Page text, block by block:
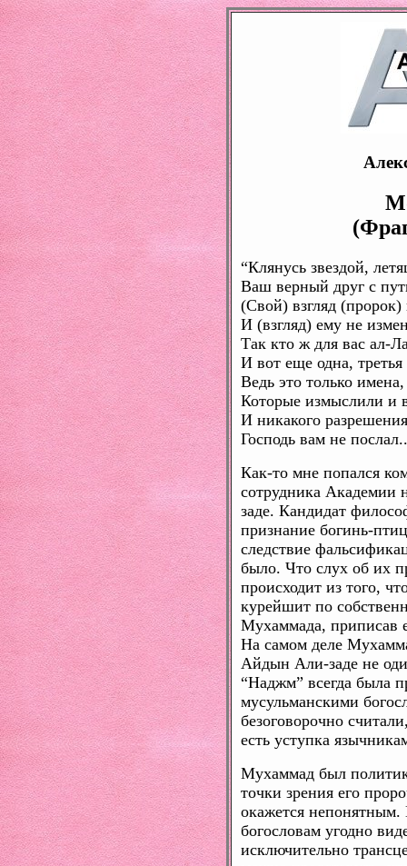
“Клянусь звездой,
Ваш верный друг с
(Свой) взгляд
И (взгляд) ему не
Так кто ж для вас ал-
И вот еще одна,
Ведь это только имена,
Которые измыслили и
И никакого
Господь вам не
Как-то мне попался
сотрудника
заде. Кандидат
признание богинь-
следствие
было. Что слух об их
происходит из того,
курейшит по
Мухаммада, приписав
На самом деле
Айдын Али-заде не
“Наджм” всегда была
мусульманскими
безоговорочно
есть уступка
Мухаммад был
точки зрения его
окажется
богословам угодно
исключительно